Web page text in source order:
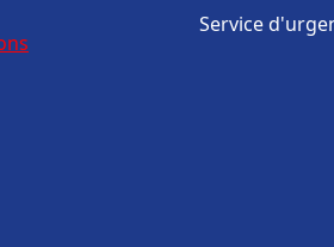
Service